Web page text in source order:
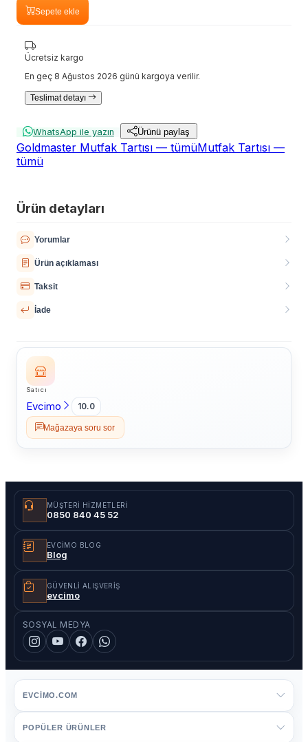
Sepete ekle
Ücretsiz kargo
En geç 8 Ağustos 2026 günü kargoya verilir.
Teslimat detayı
WhatsApp ile yazın Ürünü paylaş
Goldmaster Mutfak Tartısı — tümüMutfak Tartısı —
tümü
Ürün detayları
Yorumlar
Ürün açıklaması
Taksit
İade
Satıcı
Evcimo 10.0
Mağazaya soru sor
MÜŞTERI HIZMETLERI
0850 840 45 52
EVCIMO BLOG
Blog
GÜVENLI ALIŞVERIŞ
evcimo
SOSYAL MEDYA
EVCIMO.COM
POPÜLER ÜRÜNLER